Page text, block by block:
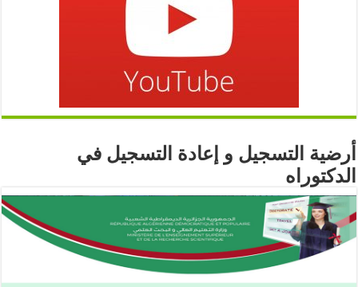
أرضية التسجيل و إعادة التسجيل في
الدكتوراه